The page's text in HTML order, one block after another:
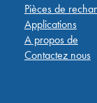
Pièces de
Applications
A propos de
Contactez nous